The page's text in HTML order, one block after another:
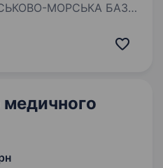
МОРСЬКА БАЗА
кандидата
медичного